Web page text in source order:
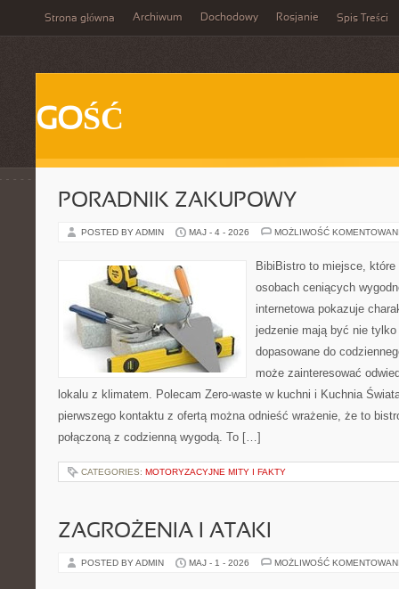
Strona główna Archiwum Dochodowy Rosjanie Spis Treści
GOŚĆ
PORADNIK ZAKUPOWY
POSTED BY ADMIN MAJ - 4 - 2026 MOŻLIWOŚĆ
BibiBistro to miejsce, które
osobach ceniących
internetowa pokazuje
jedzenie mają być nie
dopasowane do
może zainteresować
lokalu z klimatem. Polecam Zero-waste w kuchni i Kuchnia
pierwszego kontaktu z ofertą można odnieść wrażenie, że to
połączoną z codzienną wygodą. To […]
CATEGORIES: MOTORYZACYJNE MITY I FAKTY
ZAGROŻENIA I ATAKI
POSTED BY ADMIN MAJ - 1 - 2026 MOŻLIWOŚĆ